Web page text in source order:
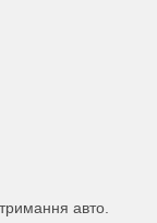
авто.